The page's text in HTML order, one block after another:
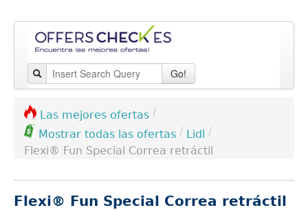
Go!
Las mejores ofertas /
Mostrar todas las ofertas / Lidl /
Flexi® Fun Special Correa retráctil
Flexi® Fun Special Correa retráctil